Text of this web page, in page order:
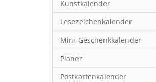
Kunstkalender
Lesezeichenkalender
Mini-Geschenkkalender
Planer
Postkartenkalender